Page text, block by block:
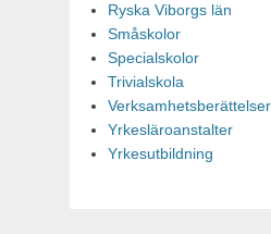
Ryska Viborgs län
Småskolor
Specialskolor
Trivialskola
Verksamhetsberättelser
Yrkesläroanstalter
Yrkesutbildning